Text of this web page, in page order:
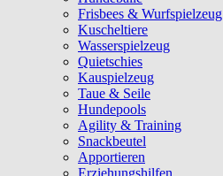
Frisbees & Wurfspielzeug
Kuscheltiere
Wasserspielzeug
Quietschies
Kauspielzeug
Taue & Seile
Hundepools
Agility & Training
Snackbeutel
Apportieren
Erziehungshilfen